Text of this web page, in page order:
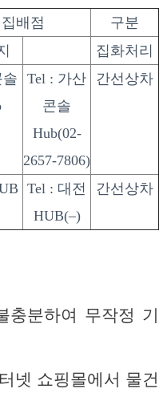
집배점
구분
집화처리
솔
Tel : 가산
콘솔
Hub(02-
2657-7806)
간선상차
Tel : 대전
HUB(–)
간선상차
충분하여 무작정 기
넷 쇼핑몰에서 물건